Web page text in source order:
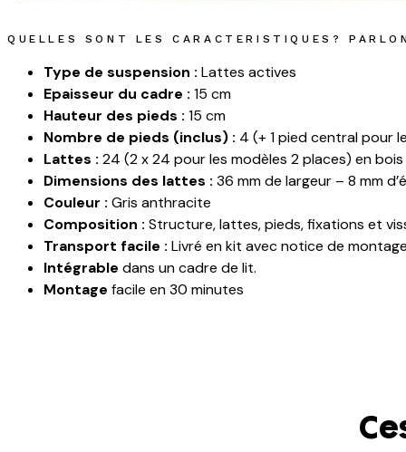
QUELLES SONT LES CARACTERISTIQUES?
Type de suspension : Lattes actives
Epaisseur du cadre : 15 cm
Hauteur des pieds : 15 cm
Nombre de pieds (inclus) : 4 (+ 1 pied central pour
Lattes : 24 (2 x 24 pour les modèles 2 places) en
Dimensions des lattes : 36 mm de largeur – 8 mm
Couleur : Gris anthracite
Composition : Structure, lattes, pieds, fixations et
Transport facile : Livré en kit avec notice de
Intégrable dans un cadre de lit.
Montage facile en 30 minutes